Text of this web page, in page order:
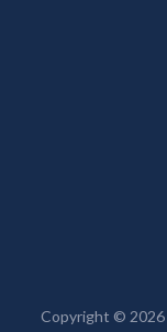
Copyright © 2026